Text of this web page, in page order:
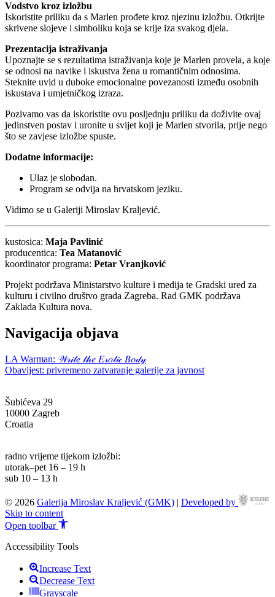
Vodstvo kroz izložbu
Iskoristite priliku da s Marlen prođete kroz njezinu izložbu. Otkrijte
skrivene slojeve i simboliku koja se krije iza svakog djela.
Prezentacija istraživanja
Upoznajte se s rezultatima istraživanja koje je Marlen provela, a koje
se odnosi na navike i iskustva žena u romantičnim odnosima.
Steknite uvid u duboke emocionalne povezanosti između osobnih
iskustava i umjetničkog izraza.
Pozivamo vas da iskoristite ovu posljednju priliku da doživite ovaj
jedinstven postav i uronite u svijet koji je Marlen stvorila, prije nego
što se zavjese izložbe spuste.
Dodatne informacije:
Ulaz je slobodan.
Program se odvija na hrvatskom jeziku.
Vidimo se u Galeriji Miroslav Kraljević.
kustosica: Maja Pavlinić
producentica: Tea Matanović
koordinator programa: Petar Vranjković
Projekt podržava Ministarstvo kulture i medija te Gradski ured za
kulturu i civilno društvo grada Zagreba. Rad GMK podržava
Zaklada Kultura nova.
Navigacija objava
LA Warman: 𝒲𝓇𝒾𝓉𝑒 𝓉𝒽𝑒 𝐸𝓇𝑜𝓉𝒾𝒸 𝐵𝑜𝒹𝓎
Obavijest: privremeno zatvaranje galerije za javnost
Šubićeva 29
10000 Zagreb
Croatia
radno vrijeme tijekom izložbi:
utorak–pet 16 – 19 h
sub 10 – 13 h
© 2026 Galerija Miroslav Kraljević (GMK) | Developed by
Skip to content
Open toolbar
Accessibility Tools
Increase Text
Decrease Text
Grayscale